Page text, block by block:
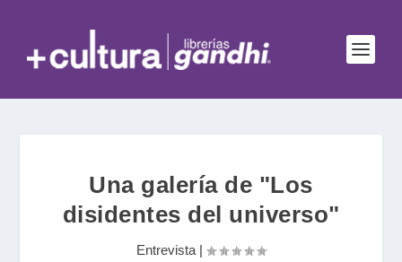
Una galería de "Los
disidentes del universo"
Entrevista |